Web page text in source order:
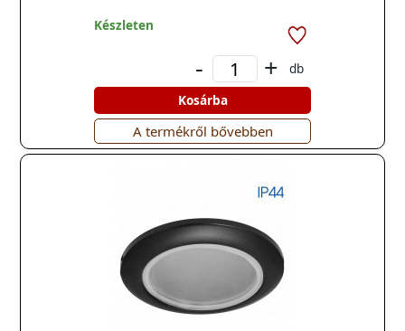
Készleten
- +
db
Kosárba
A termékről bővebben